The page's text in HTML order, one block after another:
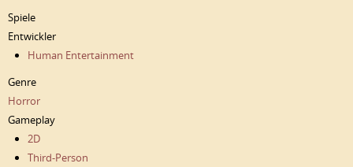
Spiele
Entwickler
Human Entertainment
Genre
Horror
Gameplay
2D
Third-Person